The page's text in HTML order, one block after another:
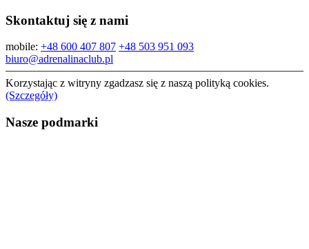
Skontaktuj się z nami
mobile: +48 600 407 807 +48 503 951 093
biuro@adrenalinaclub.pl
Korzystając z witryny zgadzasz się z naszą polityką cookies.
(Szczegóły)
Nasze podmarki